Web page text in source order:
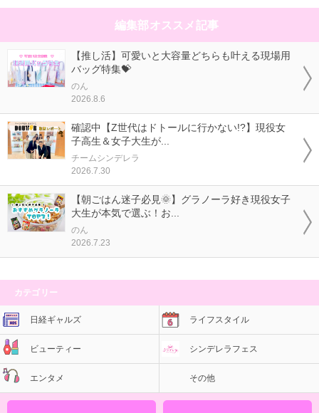
編集部オススメ記事
【推し活】可愛いと大容量どちらも叶える現場用
バッグ特集💝
のん
2026.8.6
確認中【Z世代はドトールに行かない!?】現役女
子高生＆女子大生が...
チームシンデレラ
2026.7.30
【朝ごはん迷子必見🌞】グラノーラ好き現役女子
大生が本気で選ぶ！お...
のん
2026.7.23
カテゴリー
日経ギャルズ ライフスタイル
ビューティー シンデレラフェス
エンタメ その他